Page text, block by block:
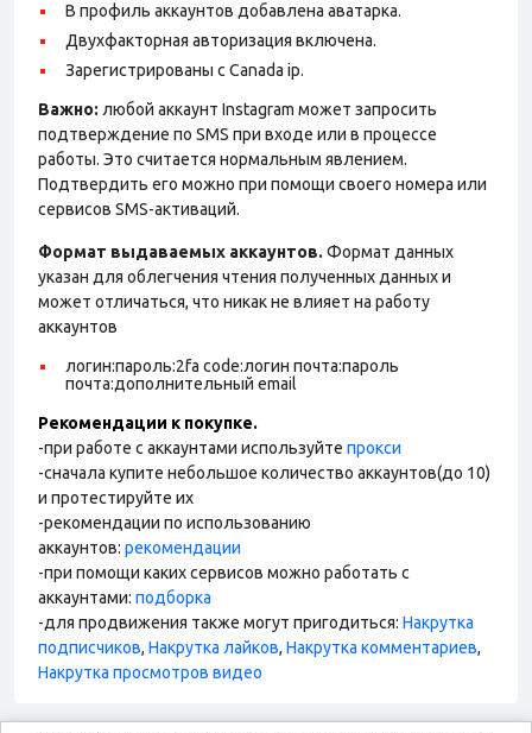
В профиль аккаунтов добавлена аватарка.
Двухфакторная авторизация включена.
Зарегистрированы с Canada ip.
Важно: любой аккаунт Instagram может запросить
подтверждение по SMS при входе или в процессе
работы. Это считается нормальным явлением.
Подтвердить его можно при помощи своего номера или
сервисов SMS-активаций.
Формат выдаваемых аккаунтов. Формат данных
указан для облегчения чтения полученных данных и
может отличаться, что никак не влияет на работу
аккаунтов
логин:пароль:2fa code:логин почта:пароль
почта:дополнительный email
Рекомендации к покупке.
-при работе с аккаунтами используйте прокси
-сначала купите небольшое количество аккаунтов(до 10)
и протестируйте их
-рекомендации по использованию
аккаунтов: рекомендации
-при помощи каких сервисов можно работать с
аккаунтами: подборка
-для продвижения также могут пригодиться: Накрутка
подписчиков, Накрутка лайков, Накрутка комментариев,
Накрутка просмотров видео